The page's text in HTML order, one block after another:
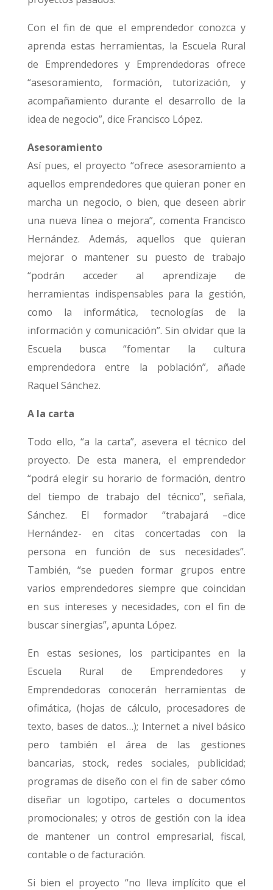
Con el fin de que el emprendedor conozca y
aprenda estas herramientas, la Escuela Rural
de Emprendedores y Emprendedoras ofrece
“asesoramiento, formación, tutorización, y
acompañamiento durante el desarrollo de la
idea de negocio”, dice Francisco López.
Asesoramiento
Así pues, el proyecto “ofrece asesoramiento a
aquellos emprendedores que quieran poner en
marcha un negocio, o bien, que deseen abrir
una nueva línea o mejora”, comenta Francisco
Hernández. Además, aquellos que quieran
mejorar o mantener su puesto de trabajo
“podrán acceder al aprendizaje de
herramientas indispensables para la gestión,
como la informática, tecnologías de la
información y comunicación”. Sin olvidar que la
Escuela busca “fomentar la cultura
emprendedora entre la población”, añade
Raquel Sánchez.
A la carta
Todo ello, “a la carta”, asevera el técnico del
proyecto. De esta manera, el emprendedor
“podrá elegir su horario de formación, dentro
del tiempo de trabajo del técnico”, señala,
Sánchez. El formador “trabajará –dice
Hernández- en citas concertadas con la
persona en función de sus necesidades”.
También, “se pueden formar grupos entre
varios emprendedores siempre que coincidan
en sus intereses y necesidades, con el fin de
buscar sinergias”, apunta López.
En estas sesiones, los participantes en la
Escuela Rural de Emprendedores y
Emprendedoras conocerán herramientas de
ofimática, (hojas de cálculo, procesadores de
texto, bases de datos…); Internet a nivel básico
pero también el área de las gestiones
bancarias, stock, redes sociales, publicidad;
programas de diseño con el fin de saber cómo
diseñar un logotipo, carteles o documentos
promocionales; y otros de gestión con la idea
de mantener un control empresarial, fiscal,
contable o de facturación.
Si bien el proyecto “no lleva implícito que el